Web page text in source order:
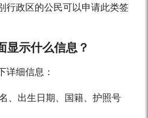
行政区的公民可以申请此类签
显示什么信息？
详细信息：
、出生日期、国籍、护照号